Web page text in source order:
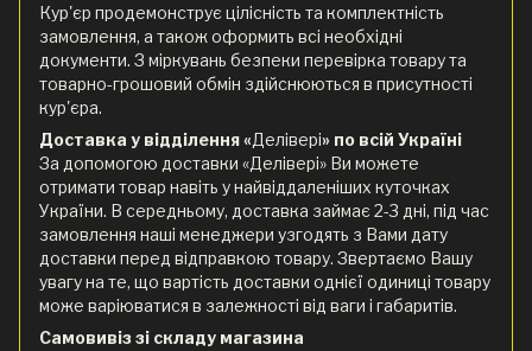
Кур'єр продемонструє цілісність та комплектність
замовлення, а також оформить всі необхідні
документи. З міркувань безпеки перевірка товару та
товарно-грошовий обмін здійснюються в присутності
кур'єра.
Доставка у відділення «Делівері» по всій Україні
За допомогою доставки «Делівері» Ви можете
отримати товар навіть у найвіддаленіших куточках
України. В середньому, доставка займає 2-3 дні, під час
замовлення наші менеджери узгодять з Вами дату
доставки перед відправкою товару. Звертаємо Вашу
увагу на те, що вартість доставки однієї одиниці товару
може варіюватися в залежності від ваги і габаритів.
Самовивіз зі складу магазина